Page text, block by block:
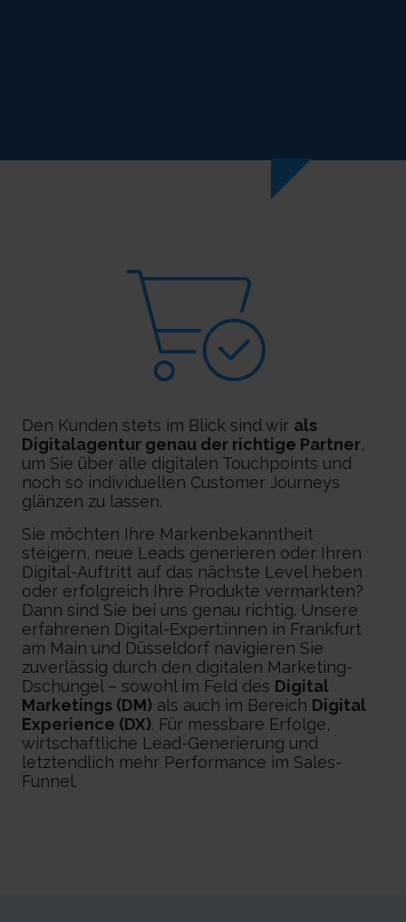
Den Kunden stets im Blick sind wir als
Digitalagentur genau der richtige Partner,
um Sie über alle digitalen Touchpoints und
noch so individuellen Customer Journeys
glänzen zu lassen.
Sie möchten Ihre Markenbekanntheit
steigern, neue Leads generieren oder Ihren
Digital-Auftritt auf das nächste Level heben
oder erfolgreich Ihre Produkte vermarkten?
Dann sind Sie bei uns genau richtig. Unsere
erfahrenen Digital-Expert:innen in Frankfurt
am Main und Düsseldorf navigieren Sie
zuverlässig durch den digitalen Marketing-
Dschungel – sowohl im Feld des Digital
Marketings (DM) als auch im Bereich Digital
Experience (DX). Für messbare Erfolge,
wirtschaftliche Lead-Generierung und
letztendlich mehr Performance im Sales-
Funnel.